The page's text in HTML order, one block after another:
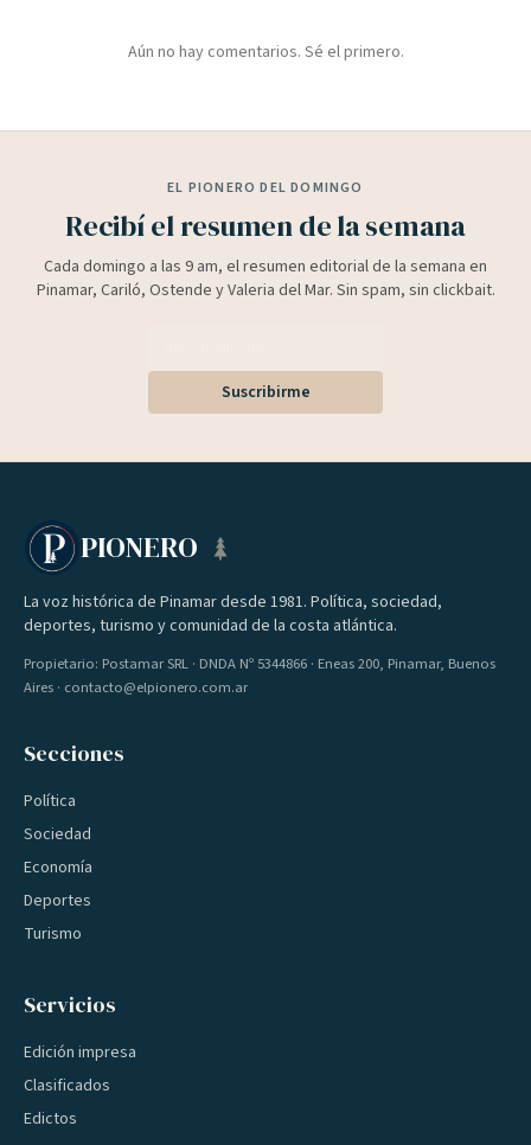
Aún no hay comentarios. Sé el primero.
EL PIONERO DEL DOMINGO
Recibí el resumen de la semana
Cada domingo a las 9 am, el resumen editorial de la semana en
Pinamar, Cariló, Ostende y Valeria del Mar. Sin spam, sin clickbait.
Suscribirme
PIONERO
La voz histórica de Pinamar desde 1981. Política, sociedad,
deportes, turismo y comunidad de la costa atlántica.
Propietario: Postamar SRL · DNDA Nº 5344866 · Eneas 200, Pinamar, Buenos
Aires · contacto@elpionero.com.ar
Secciones
Política
Sociedad
Economía
Deportes
Turismo
Servicios
Edición impresa
Clasificados
Edictos